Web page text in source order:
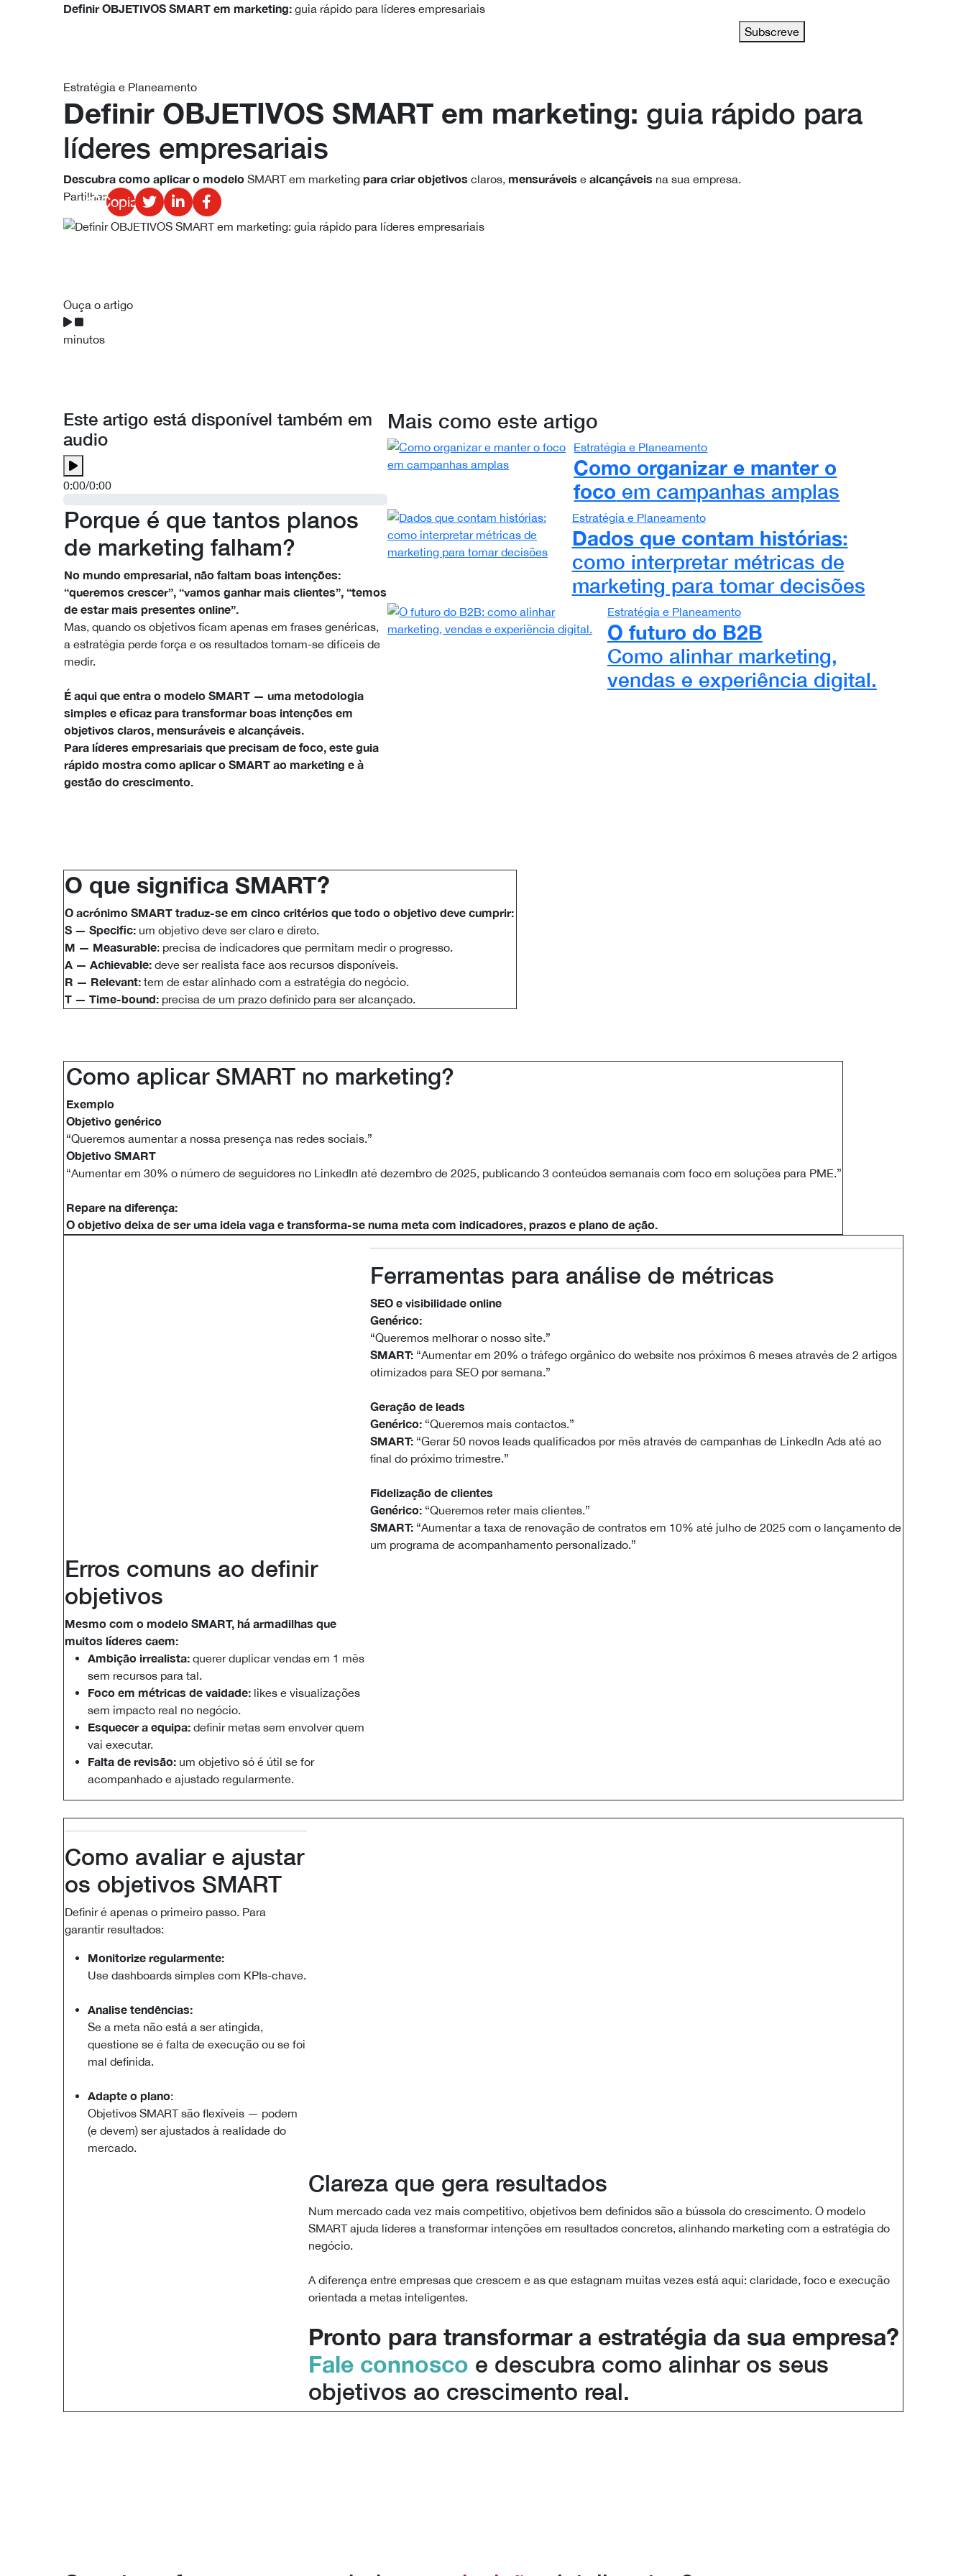
Subscreve
Definir OBJETIVOS SMART em marketing: guia rápido para líderes empresariais
Estratégia e Planeamento
Definir OBJETIVOS SMART em marketing: guia rápido para
líderes empresariais
Descubra como aplicar o modeloSMART em marketing para criar objetivos claros, mensuráveis e alcançáveis na sua empresa.
PartilharCopiado!
Ouça o artigo
minutos
Este artigo está disponível também em
audio
0:00/0:00
Porque é que tantos planos
de marketing falham?
No mundo empresarial, não faltam boas intenções:
“queremos crescer”, “vamos ganhar mais clientes”, “temos
de estar mais presentes online”.
Mas, quando os objetivos ficam apenas em frases genéricas,
a estratégia perde força e os resultados tornam-se difíceis de
medir.
É aqui que entra o modelo SMART — uma metodologia
simples e eficaz para transformar boas intenções em
objetivos claros, mensuráveis e alcançáveis.
Para líderes empresariais que precisam de foco, este guia
rápido mostra como aplicar o SMART ao marketing e à
gestão do crescimento.
Mais como este artigo
Estratégia e Planeamento
Como organizar e manter o
foco em campanhas amplas
Estratégia e Planeamento
Dados que contam histórias:
como interpretar métricas de
marketing para tomar decisões
Estratégia e Planeamento
O futuro do B2B
Como alinhar marketing,
vendas e experiência digital.
O que significa SMART?
O acrónimo SMART traduz-se em cinco critérios que todo o objetivo deve cumprir:
S — Specific: um objetivo deve ser claro e direto.
M — Measurable: precisa de indicadores que permitam medir o progresso.
A — Achievable: deve ser realista face aos recursos disponíveis.
R — Relevant: tem de estar alinhado com a estratégia do negócio.
T — Time-bound: precisa de um prazo definido para ser alcançado.
Como aplicar SMART no marketing?
Exemplo
Objetivo genérico
“Queremos aumentar a nossa presença nas redes sociais.”
Objetivo SMART
“Aumentar em 30% o número de seguidores no LinkedIn até dezembro de 2025, publicando 3 conteúdos semanais com foco em soluções para PME.”
Repare na diferença:
O objetivo deixa de ser uma ideia vaga e transforma-se numa meta com indicadores, prazos e plano de ação.
Ferramentas para análise de métricas
SEO e visibilidade online
Genérico:
“Queremos melhorar o nosso site.”
SMART:“Aumentar em 20% o tráfego orgânico do website nos próximos 6 meses através de 2 artigos
otimizados para SEO por semana.”
Geração de leads
Genérico:“Queremos mais contactos.”
SMART:“Gerar 50 novos leads qualificados por mês através de campanhas de LinkedIn Ads até ao
final do próximo trimestre.”
Fidelização de clientes
Genérico: “Queremos reter mais clientes.”
SMART:“Aumentar a taxa de renovação de contratos em 10% até julho de 2025 com o lançamento de
um programa de acompanhamento personalizado.”
Erros comuns ao definir
objetivos
Mesmo com o modelo SMART, há armadilhas que
muitos líderes caem:
Ambição irrealista:querer duplicar vendas em 1 mês
sem recursos para tal.
Foco em métricas de vaidade: likes e visualizações
sem impacto real no negócio.
Esquecer a equipa:definir metas sem envolver quem
vai executar.
Falta de revisão: um objetivo só é útil se for
acompanhado e ajustado regularmente.
Como avaliar e ajustar
os objetivos SMART
Definir é apenas o primeiro passo. Para
garantir resultados:
Monitorize regularmente:
Use dashboards simples com KPIs-chave.
Analise tendências:
Se a meta não está a ser atingida,
questione se é falta de execução ou se foi
mal definida.
Adapte o plano:
Objetivos SMART são flexíveis — podem
(e devem) ser ajustados à realidade do
mercado.
Clareza que gera resultados
Num mercado cada vez mais competitivo, objetivos bem definidos são a bússola do crescimento. O modelo
SMART ajuda líderes a transformar intenções em resultados concretos, alinhando marketing com a estratégia do
negócio.
A diferença entre empresas que crescem e as que estagnam muitas vezes está aqui: claridade, foco e execução
orientada a metas inteligentes.
Pronto para transformar a estratégia da sua empresa?
Fale connosco e descubra como alinhar os seus
objetivos ao crescimento real.